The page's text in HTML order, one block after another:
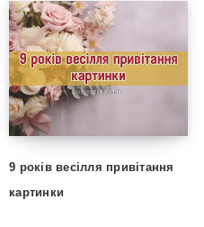
9 років весілля привітання
картинки